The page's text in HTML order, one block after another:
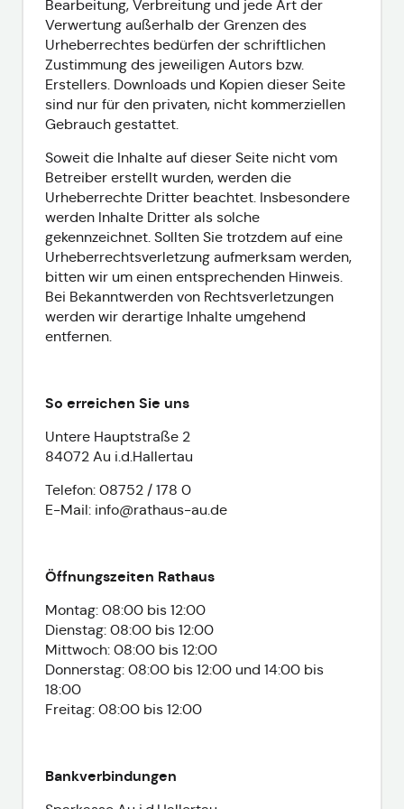
Bearbeitung, Verbreitung und jede Art der
Verwertung außerhalb der Grenzen des
Urheberrechtes bedürfen der schriftlichen
Zustimmung des jeweiligen Autors bzw.
Erstellers. Downloads und Kopien dieser Seite
sind nur für den privaten, nicht kommerziellen
Gebrauch gestattet.
Soweit die Inhalte auf dieser Seite nicht vom
Betreiber erstellt wurden, werden die
Urheberrechte Dritter beachtet. Insbesondere
werden Inhalte Dritter als solche
gekennzeichnet. Sollten Sie trotzdem auf eine
Urheberrechtsverletzung aufmerksam werden,
bitten wir um einen entsprechenden Hinweis.
Bei Bekanntwerden von Rechtsverletzungen
werden wir derartige Inhalte umgehend
entfernen.
So erreichen Sie uns
Untere Hauptstraße 2
84072 Au i.d.Hallertau
Telefon: 08752 / 178 0
E-Mail: info@rathaus-au.de
Öffnungszeiten Rathaus
Montag: 08:00 bis 12:00
Dienstag: 08:00 bis 12:00
Mittwoch: 08:00 bis 12:00
Donnerstag: 08:00 bis 12:00 und 14:00 bis
18:00
Freitag: 08:00 bis 12:00
Bankverbindungen